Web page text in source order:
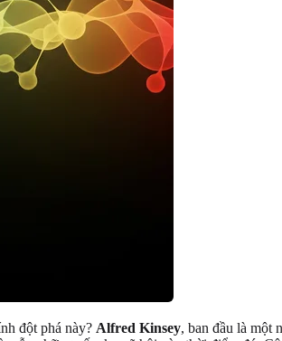
đột phá này? Alfred Kinsey, ban đầu là một